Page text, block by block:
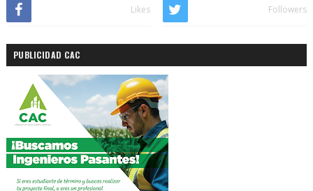
Likes Followers
PUBLICIDAD CAC